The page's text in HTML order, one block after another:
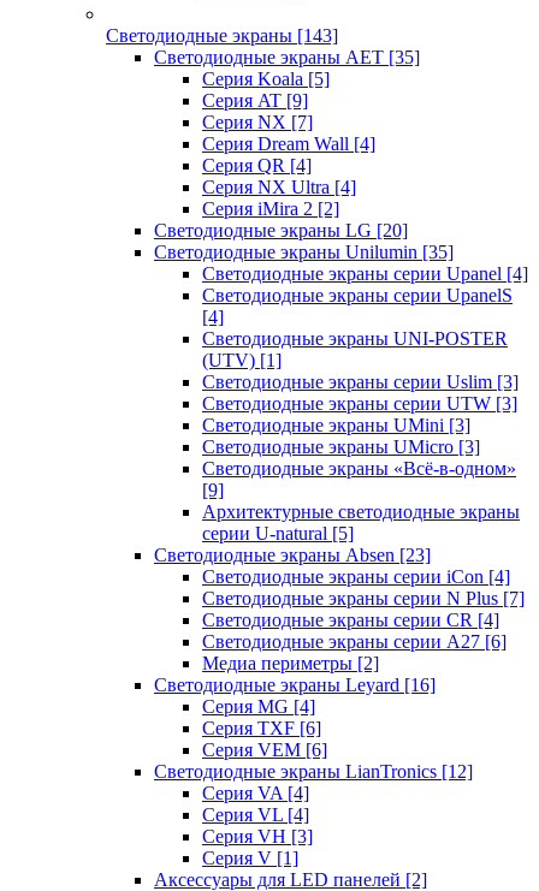
Светодиодные экраны [143]
Светодиодные экраны AET [35]
Cерия Koala [5]
Серия AT [9]
Серия NX [7]
Серия Dream Wall [4]
Серия QR [4]
Серия NX Ultra [4]
Серия iMira 2 [2]
Светодиодные экраны LG [20]
Светодиодные экраны Unilumin [35]
Светодиодные экраны серии Upanel [4]
Светодиодные экраны серии UpanelS
[4]
Светодиодные экраны UNI-POSTER
(UTV) [1]
Светодиодные экраны серии Uslim [3]
Светодиодные экраны серии UTW [3]
Светодиодные экраны UMini [3]
Светодиодные экраны UMicro [3]
Светодиодные экраны «Всё-в-одном»
[9]
Архитектурные светодиодные экраны
серии U-natural [5]
Светодиодные экраны Absen [23]
Светодиодные экраны серии iCon [4]
Светодиодные экраны серии N Plus [7]
Светодиодные экраны серии CR [4]
Светодиодные экраны серии А27 [6]
Медиа периметры [2]
Светодиодные экраны Leyard [16]
Серия MG [4]
Серия TXF [6]
Серия VEM [6]
Светодиодные экраны LianTronics [12]
Серия VA [4]
Серия VL [4]
Серия VH [3]
Серия V [1]
Аксессуары для LED панелей [2]